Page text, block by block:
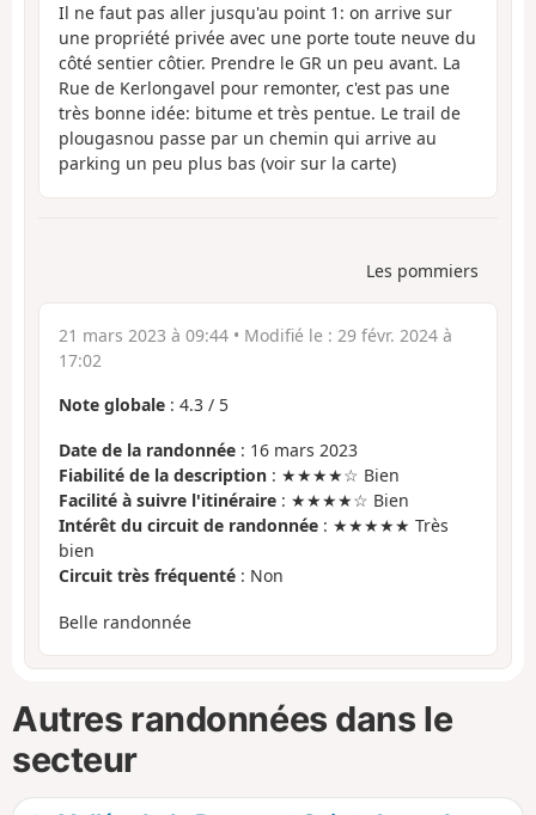
Il ne faut pas aller jusqu'au point 1: on arrive sur
une propriété privée avec une porte toute neuve du
côté sentier côtier. Prendre le GR un peu avant. La
Rue de Kerlongavel pour remonter, c'est pas une
très bonne idée: bitume et très pentue. Le trail de
plougasnou passe par un chemin qui arrive au
parking un peu plus bas (voir sur la carte)
Les pommiers
21 mars 2023 à 09:44 • Modifié le : 29 févr. 2024 à
17:02
Note globale : 4.3 / 5
Date de la randonnée : 16 mars 2023
Fiabilité de la description : ★★★★☆ Bien
Facilité à suivre l'itinéraire : ★★★★☆ Bien
Intérêt du circuit de randonnée : ★★★★★ Très
bien
Circuit très fréquenté : Non
Belle randonnée
Autres randonnées dans le
secteur